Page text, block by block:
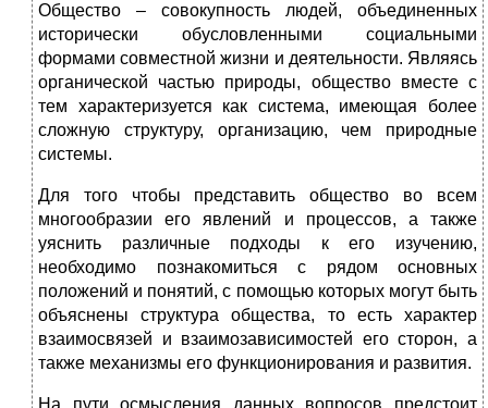
Общество – совокупность людей, объединенных
исторически обусловленными социальными
формами совместной жизни и деятельности. Являясь
органической частью природы, общество вместе с
тем характеризуется как система, имеющая более
сложную структуру, организацию, чем природные
системы.
Для того чтобы представить общество во всем
многообразии его явлений и процессов, а также
уяснить различные подходы к его изучению,
необходимо познакомиться с рядом основных
положений и понятий, с помощью которых могут быть
объяснены структура общества, то есть характер
взаимосвязей и взаимозависимостей его сторон, а
также механизмы его функционирования и развития.